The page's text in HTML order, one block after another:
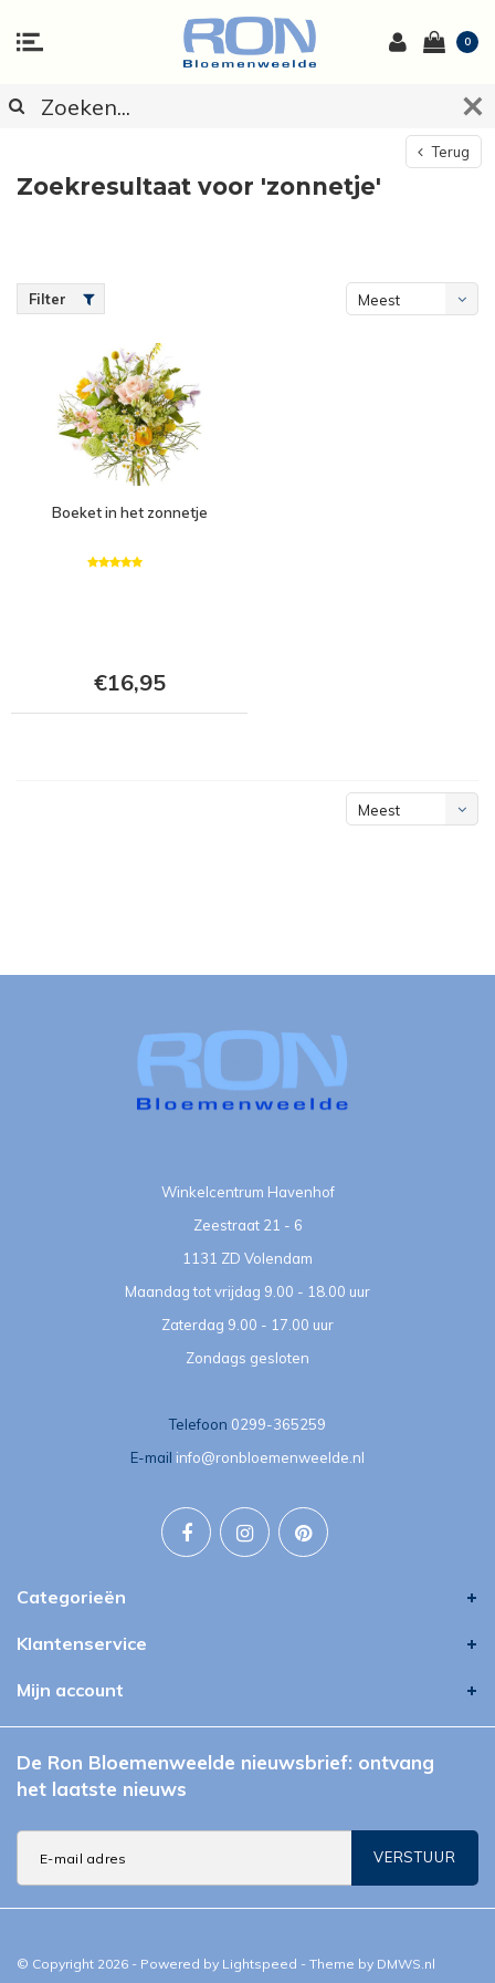
0
Terug
Zoekresultaat voor 'zonnetje'
Filter
Meest
Boeket in het zonnetje
€16,95
Meest
Winkelcentrum Havenhof
Zeestraat 21 - 6
1131 ZD Volendam
Maandag tot vrijdag 9.00 - 18.00 uur
Zaterdag 9.00 - 17.00 uur
Zondags gesloten
Telefoon 0299-365259
E-mail info@ronbloemenweelde.nl
Categorieën
Klantenservice
Mijn account
De Ron Bloemenweelde nieuwsbrief: ontvang
het laatste nieuws
VERSTUUR
© Copyright 2026 - Powered by Lightspeed - Theme by DMWS.nl